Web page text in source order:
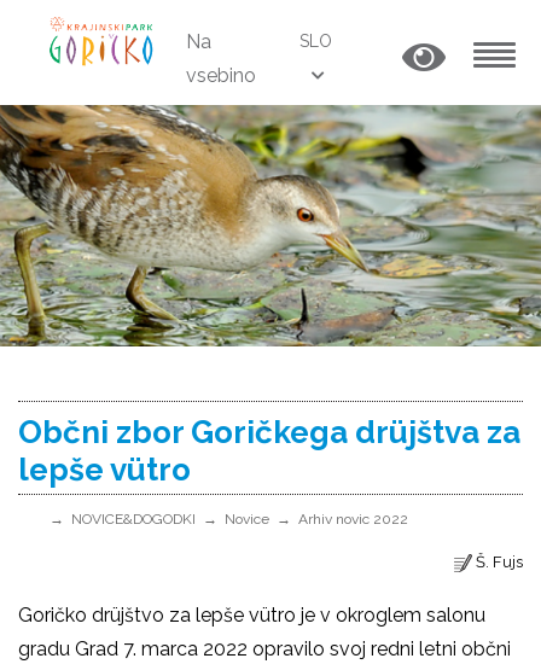
Na
vsebino
SLO
Občni zbor Goričkega drüjštva za
lepše vütro
NOVICE&DOGODKI Novice Arhiv novic 2022
Š. Fujs
Goričko drüjštvo za lepše vütro je v okroglem salonu
gradu Grad 7. marca 2022 opravilo svoj redni letni občni